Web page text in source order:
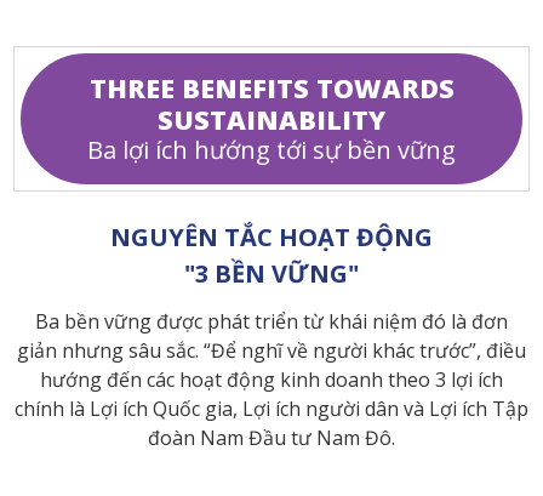
THREE BENEFITS TOWARDS
SUSTAINABILITY
Ba lợi ích hướng tới sự bền vững
NGUYÊN TẮC HOẠT ĐỘNG
"3 BỀN VỮNG"
Ba bền vững được phát triển từ khái niệm đó là đơn
giản nhưng sâu sắc. “Để nghĩ về người khác trước”, điều
hướng đến các hoạt động kinh doanh theo 3 lợi ích
chính là Lợi ích Quốc gia, Lợi ích người dân và Lợi ích Tập
đoàn Nam Đầu tư Nam Đô.